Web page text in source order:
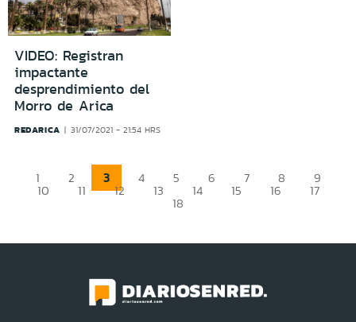
VIDEO: Registran
impactante
desprendimiento del
Morro de Arica
REDARICA 31/07/2021 - 21:54 HRS
1 2 3 4 5 6 7 8 9
10 11 12 13 14 15 16 17
18